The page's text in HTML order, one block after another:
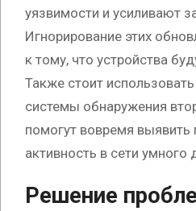
уязвимости и усиливают
Игнорирование этих
к тому, что устройства
Также стоит
системы обнаружения
помогут вовремя выявить
активность в сети умного
Решение